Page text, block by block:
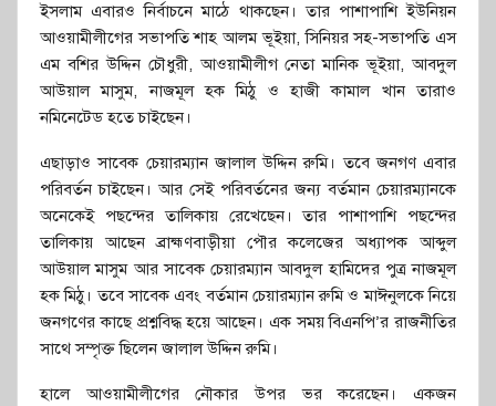
ইসলাম এবারও নির্বাচনে মাঠে থাকছেন। তার পাশাপাশি ইউনিয়ন
আওয়ামীলীগের সভাপতি শাহ আলম ভূইয়া, সিনিয়র সহ-সভাপতি এস
এম বশির উদ্দিন চৌধুরী, আওয়ামীলীগ নেতা মানিক ভূইয়া, আবদুল
আউয়াল মাসুম, নাজমূল হক মিঠু ও হাজী কামাল খান তারাও
নমিনেটেড হতে চাইছেন।
এছাড়াও সাবেক চেয়ারম্যান জালাল উদ্দিন রুমি। তবে জনগণ এবার
পরিবর্তন চাইছেন। আর সেই পরিবর্তনের জন্য বর্তমান চেয়ারম্যানকে
অনেকেই পছন্দের তালিকায় রেখেছেন। তার পাশাপাশি পছন্দের
তালিকায় আছেন ব্রাহ্মণবাড়ীয়া পৌর কলেজের অধ্যাপক আব্দুল
আউয়াল মাসুম আর সাবেক চেয়ারম্যান আবদুল হামিদের পুত্র নাজমূল
হক মিঠু। তবে সাবেক এবং বর্তমান চেয়ারম্যান রুমি ও মাঈনুলকে নিয়ে
জনগণের কাছে প্রশ্নবিদ্ধ হয়ে আছেন। এক সময় বিএনপি’র রাজনীতির
সাথে সম্পৃক্ত ছিলেন জালাল উদ্দিন রুমি।
হালে আওয়ামীলীগের নৌকার উপর ভর করেছেন। একজন